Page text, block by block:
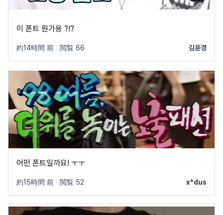
이 폰트 뭔가용 ?!?
約14時間 前 閲覧 66 김윤경
어떤 폰트일까요! ㅜㅜ
約15時間 前 閲覧 52 x*dus